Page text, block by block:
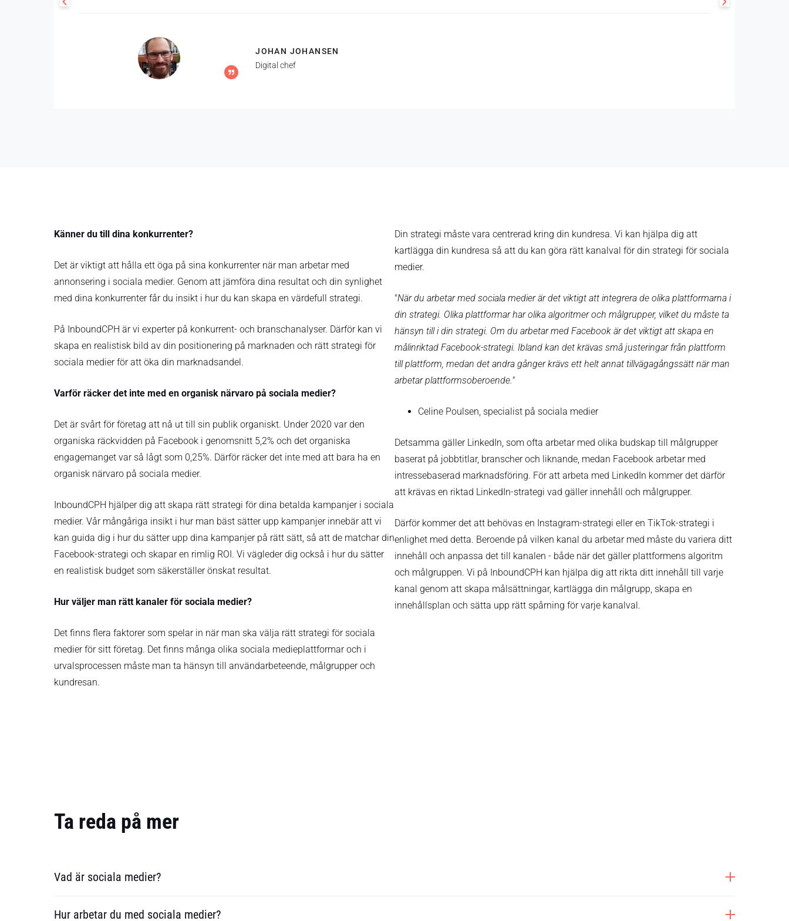
JOHAN JOHANSEN
Digital chef
Känner du till dina konkurrenter?
Det är viktigt att hålla ett öga på sina konkurrenter när man arbetar med
annonsering i sociala medier. Genom att jämföra dina resultat och din synlighet
med dina konkurrenter får du insikt i hur du kan skapa en värdefull strategi.
På InboundCPH är vi experter på konkurrent- och branschanalyser. Därför kan vi
skapa en realistisk bild av din positionering på marknaden och rätt strategi för
sociala medier för att öka din marknadsandel.
Varför räcker det inte med en organisk närvaro på sociala medier?
Det är svårt för företag att nå ut till sin publik organiskt. Under 2020 var den
organiska räckvidden på Facebook i genomsnitt 5,2% och det organiska
engagemanget var så lågt som 0,25%. Därför räcker det inte med att bara ha en
organisk närvaro på sociala medier.
InboundCPH hjälper dig att skapa rätt strategi för dina betalda kampanjer i sociala
medier. Vår mångåriga insikt i hur man bäst sätter upp kampanjer innebär att vi
kan guida dig i hur du sätter upp dina kampanjer på rätt sätt, så att de matchar din
Facebook-strategi och skapar en rimlig ROI. Vi vägleder dig också i hur du sätter
en realistisk budget som säkerställer önskat resultat.
Hur väljer man rätt kanaler för sociala medier?
Det finns flera faktorer som spelar in när man ska välja rätt strategi för sociala
medier för sitt företag. Det finns många olika sociala medieplattformar och i
urvalsprocessen måste man ta hänsyn till användarbeteende, målgrupper och
kundresan.
Din strategi måste vara centrerad kring din kundresa. Vi kan hjälpa dig att
kartlägga din kundresa så att du kan göra rätt kanalval för din strategi för sociala
medier.
"När du arbetar med sociala medier är det viktigt att integrera de olika plattformarna i
din strategi. Olika plattformar har olika algoritmer och målgrupper, vilket du måste ta
hänsyn till i din strategi. Om du arbetar med Facebook är det viktigt att skapa en
målinriktad Facebook-strategi. Ibland kan det krävas små justeringar från plattform
till plattform, medan det andra gånger krävs ett helt annat tillvägagångssätt när man
arbetar plattformsoberoende."
Celine Poulsen, specialist på sociala medier
Detsamma gäller LinkedIn, som ofta arbetar med olika budskap till målgrupper
baserat på jobbtitlar, branscher och liknande, medan Facebook arbetar med
intressebaserad marknadsföring. För att arbeta med LinkedIn kommer det därför
att krävas en riktad LinkedIn-strategi vad gäller innehåll och målgrupper.
Därför kommer det att behövas en Instagram-strategi eller en TikTok-strategi i
enlighet med detta. Beroende på vilken kanal du arbetar med måste du variera ditt
innehåll och anpassa det till kanalen - både när det gäller plattformens algoritm
och målgruppen. Vi på InboundCPH kan hjälpa dig att rikta ditt innehåll till varje
kanal genom att skapa målsättningar, kartlägga din målgrupp, skapa en
innehållsplan och sätta upp rätt spårning för varje kanalval.
Ta reda på mer
Vad är sociala medier?
Hur arbetar du med sociala medier?